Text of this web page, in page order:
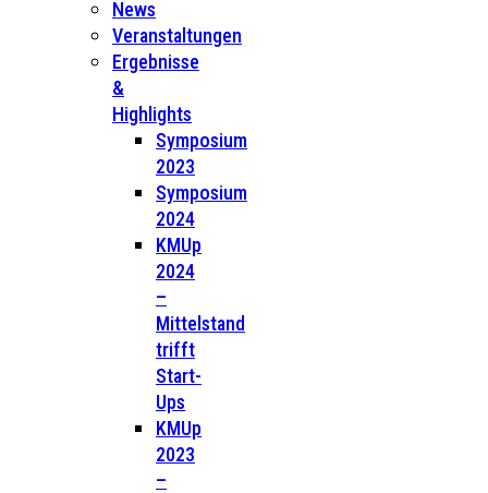
News
Veranstaltungen
Ergebnisse
&
Highlights
Symposium
2023
Symposium
2024
KMUp
2024
–
Mittelstand
trifft
Start-
Ups
KMUp
2023
–